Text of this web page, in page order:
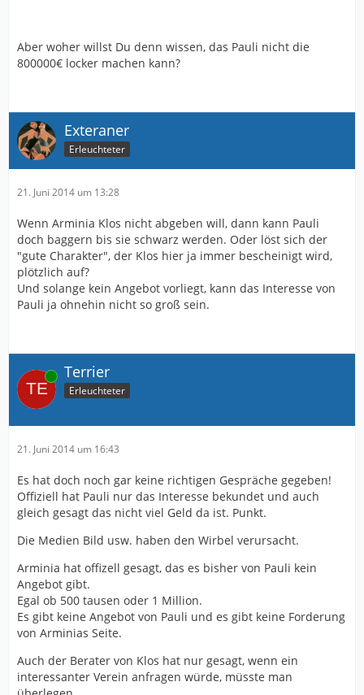
Aber woher willst Du denn wissen, das Pauli nicht die
800000€ locker machen kann?
Exteraner
Erleuchteter
21. Juni 2014 um 13:28
Wenn Arminia Klos nicht abgeben will, dann kann Pauli
doch baggern bis sie schwarz werden. Oder löst sich der
"gute Charakter", der Klos hier ja immer bescheinigt wird,
plötzlich auf?
Und solange kein Angebot vorliegt, kann das Interesse von
Pauli ja ohnehin nicht so groß sein.
Online Terrier
Erleuchteter
21. Juni 2014 um 16:43
Es hat doch noch gar keine richtigen Gespräche gegeben!
Offiziell hat Pauli nur das Interesse bekundet und auch
gleich gesagt das nicht viel Geld da ist. Punkt.
Die Medien Bild usw. haben den Wirbel verursacht.
Arminia hat offizell gesagt, das es bisher von Pauli kein
Angebot gibt.
Egal ob 500 tausen oder 1 Million.
Es gibt keine Angebot von Pauli und es gibt keine Forderung
von Arminias Seite.
Auch der Berater von Klos hat nur gesagt, wenn ein
interessanter Verein anfragen würde, müsste man